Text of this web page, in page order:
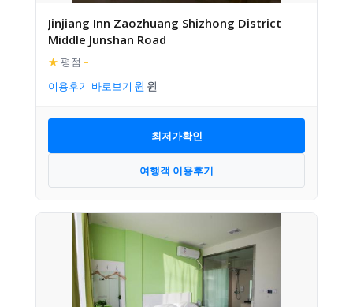
Jinjiang Inn Zaozhuang Shizhong District
Middle Junshan Road
★ 평점 –
이용후기 바로보기
최저가확인
여행객 이용후기